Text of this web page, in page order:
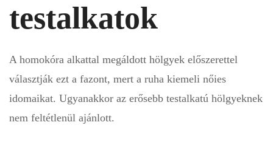
testalkatok
A homokóra alkattal megáldott hölgyek előszerettel
választják ezt a fazont, mert a ruha kiemeli nőies
idomaikat. Ugyanakkor az erősebb testalkatú hölgyeknek
nem feltétlenül ajánlott.